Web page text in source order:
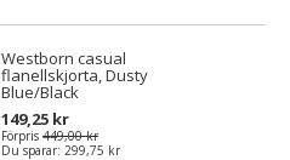
Westborn casual
flanellskjorta, Dusty
Blue/Black
149,25 kr
Förpris 449,00 kr
Du sparar: 299,75 kr